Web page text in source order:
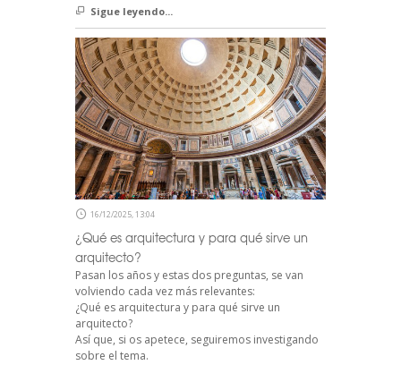
Sigue leyendo...
16/12/2025, 13:04
¿Qué es arquitectura y para qué sirve un
arquitecto?
Pasan los años y estas dos preguntas, se van
volviendo cada vez más relevantes:
¿Qué es arquitectura y para qué sirve un
arquitecto?
Así que, si os apetece, seguiremos investigando
sobre el tema.